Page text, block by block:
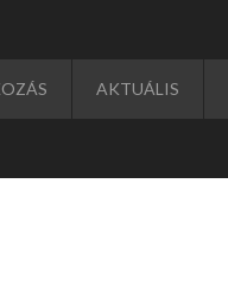
AKTUÁLIS